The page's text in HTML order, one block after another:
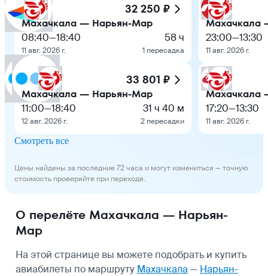
32 250 ₽
Махачкала — Нарьян-Мар
08:40—18:40
11 авг. 2026 г.
58 ч
1 пересадка
33 801 ₽
Махачкала — Нарьян-Мар
11:00—18:40
12 авг. 2026 г.
31 ч 40 м
2 пересадки
Махачкала
23:00—13:30
11 авг. 2026 г.
Махачкала
17:20—13:30
11 авг. 2026 г.
Смотреть все
Цены найдены за последние 72 часа и могут измениться — точную
стоимость проверяйте при переходе.
О перелёте Махачкала — Нарьян-
Мар
На этой странице вы можете подобрать и купить
авиабилеты по маршруту Махачкала — Нарьян-